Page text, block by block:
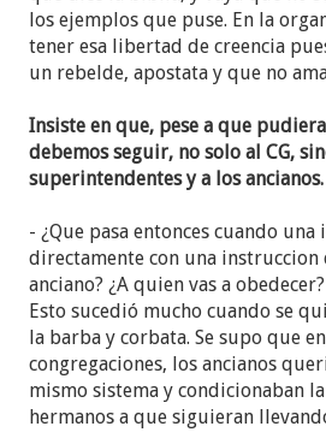
salvó la vida y que otros
El mensaje se repite: "sigue las
aunque no las entiendas".
Por último, la adoración
con la misma cantaleta: confiar
Jehová es confiar en los
el Cuerpo Gobernante. Usa el
sobre el ungimiento de Jehú
aquellos hombres confiaron
todos los detalles.
A esto se suma el discurso de
semana, "Jehová merece que le
donde se usa el ejemplo de
veces al Eúfrates sin entender
haciendo, para recalcar que
los ejemplos que puse. En la
tener esa libertad de creencia
un rebelde, apostata y que no
Insiste en que, pese a que
debemos seguir, no solo al CG,
superintendentes y a los ancianos.
- ¿Que pasa entonces cuando una
directamente con una instruccion
anciano? ¿A quien vas a obedecer?
Esto sucedió mucho cuando se
la barba y corbata. Se supo que
congregaciones, los ancianos
mismo sistema y condicionaban
hermanos a que siguieran